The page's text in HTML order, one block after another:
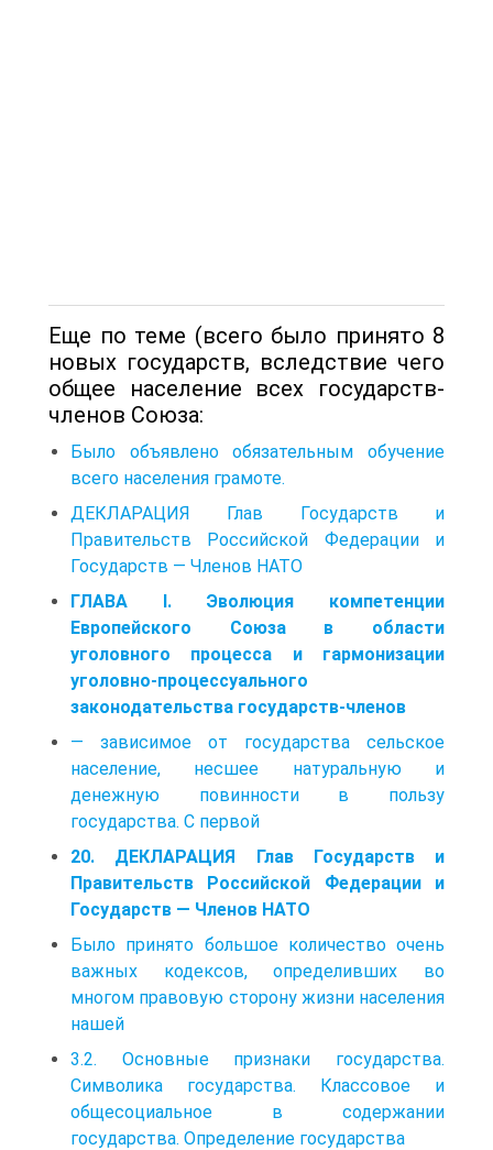
Еще по теме (всего было принято 8
новых государств, вследствие чего
общее население всех государств-
членов Союза:
Было объявлено обязательным обучение
всего населения грамоте.
ДЕКЛАРАЦИЯ Глав Государств и
Правительств Российской Федерации и
Государств — Членов НАТО
ГЛАВА I. Эволюция компетенции
Европейского Союза в области
уголовного процесса и гармонизации
уголовно-процессуального
законодательства государств-членов
— зависимое от государства сельское
население, несшее натуральную и
денежную повинности в пользу
государства. С первой
20. ДЕКЛАРАЦИЯ Глав Государств и
Правительств Российской Федерации и
Государств — Членов НАТО
Было принято большое количество очень
важных кодексов, определивших во
многом правовую сторону жизни населения
нашей
3.2. Основные признаки государства.
Символика государства. Классовое и
общесоциальное в содержании
государства. Определение государства